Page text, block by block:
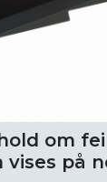
om
vises på